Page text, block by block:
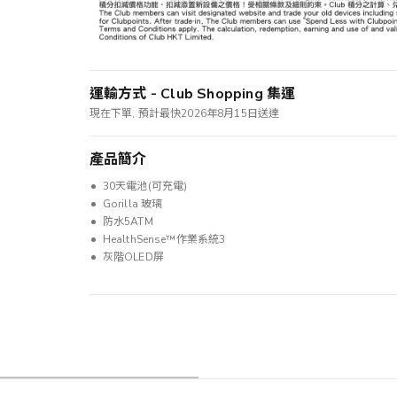
運輸方式 - Club Shopping 集運
現在下單, 預計最快2026年8月15日送達
產品簡介
30天電池(可充電)
Gorilla 玻璃
防水5ATM
HealthSense™作業系統3
灰階OLED屏